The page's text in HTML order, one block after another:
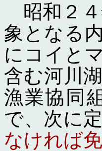
昭和２４
象となる
にコイと
含む河川
漁業協同
で、次に
なければ